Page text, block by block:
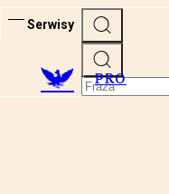
Serwisy
PRO